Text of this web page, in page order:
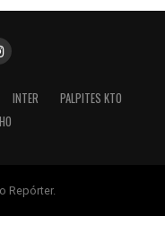
INTER
PALPITES KTO
Repórter.